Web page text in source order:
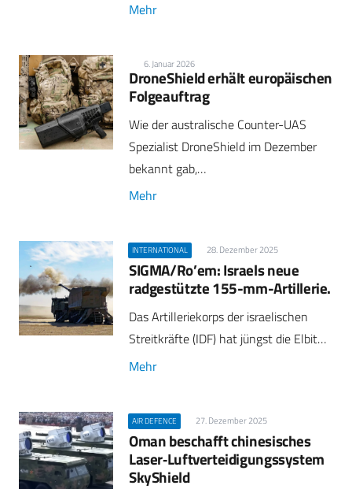
Mehr
6. Januar 2026
DroneShield erhält europäischen
Folgeauftrag
Wie der australische Counter-UAS
Spezialist DroneShield im Dezember
bekannt gab,…
Mehr
INTERNATIONAL 28. Dezember 2025
SIGMA/Ro’em: Israels neue
radgestützte 155-mm-Artillerie.
Das Artilleriekorps der israelischen
Streitkräfte (IDF) hat jüngst die Elbit…
Mehr
AIR DEFENCE 27. Dezember 2025
Oman beschafft chinesisches
Laser‑Luftverteidigungssystem
SkyShield